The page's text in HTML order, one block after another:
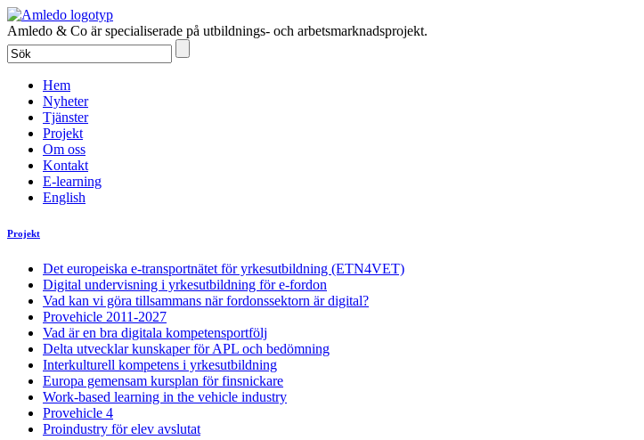
Amledo & Co är specialiserade på utbildnings- och arbetsmarknadsprojekt.
Hem
Nyheter
Tjänster
Projekt
Om oss
Kontakt
E-learning
English
Projekt
Det europeiska e-transportnätet för yrkesutbildning (ETN4VET)
Digital undervisning i yrkesutbildning för e-fordon
Vad kan vi göra tillsammans när fordonssektorn är digital?
Provehicle 2011-2027
Vad är en bra digitala kompetensportfölj
Delta utvecklar kunskaper för APL och bedömning
Interkulturell kompetens i yrkesutbildning
Europa gemensam kursplan för finsnickare
Work-based learning in the vehicle industry
Provehicle 4
Proindustry för elev avslutat